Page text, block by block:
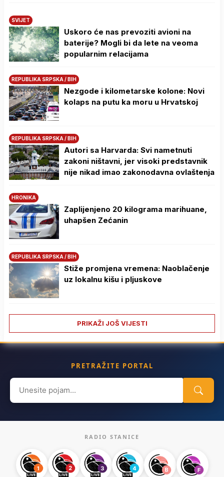
SVIJET
Uskoro će nas prevoziti avioni na
baterije? Mogli bi da lete na veoma
popularnim relacijama
REPUBLIKA SRPSKA / BIH
Nezgode i kilometarske kolone: Novi
kolaps na putu ka moru u Hrvatskoj
REPUBLIKA SRPSKA / BIH
Autori sa Harvarda: Svi nametnuti
zakoni ništavni, jer visoki predstavnik
nije nikad imao zakonodavna ovlaštenja
HRONIKA
Zaplijenjeno 20 kilograma marihuane,
uhapšen Zećanin
REPUBLIKA SRPSKA / BIH
Stiže promjena vremena: Naoblačenje
uz lokalnu kišu i pljuskove
PRIKAŽI JOŠ VIJESTI
PRETRAŽITE PORTAL
Search
for:
RADIO STANICE